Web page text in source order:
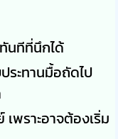
นทีที่นึกได้
ระทานมื้อถัดไป
พราะอาจต้องเริ่ม